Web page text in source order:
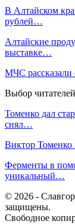
В Алтайском
рублей…
Алтайские
выставке…
МЧС рассказали
Выбор
Томенко дал
снял…
Виктор Томенко
Ферменты в
уникальный…
© 2026 -
защищены.
Свободное